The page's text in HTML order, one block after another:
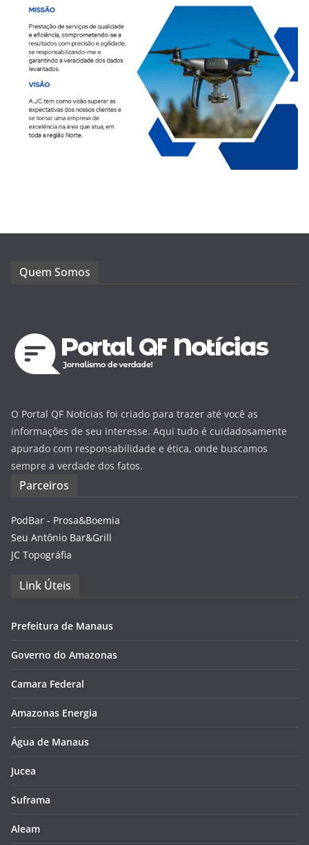
Quem Somos
O Portal QF Notícias foi criado para trazer até você as
informações de seu interesse. Aqui tudo é cuidadosamente
apurado com responsabilidade e ética, onde buscamos
sempre a verdade dos fatos.
Parceiros
PodBar - Prosa&Boemia
Seu Antônio Bar&Grill
JC Topográfia
Link Úteis
Prefeitura de Manaus
Governo do Amazonas
Camara Federal
Amazonas Energia
Água de Manaus
Jucea
Suframa
Aleam